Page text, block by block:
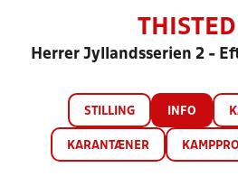
THISTED
Herrer Jyllandsserien 2 -
STILLING INFO
KARANTÆNER